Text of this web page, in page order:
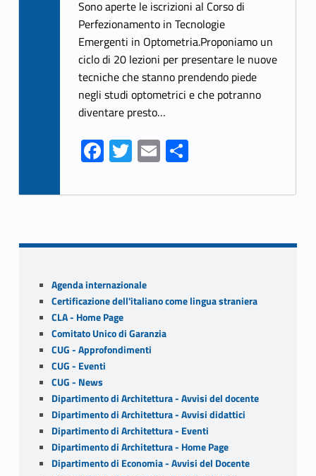
b
o
o
k
itt
er
ai
l
ar
e
Sono aperte le iscrizioni al Corso di
Perfezionamento in Tecnologie
Emergenti in Optometria.Proponiamo un
ciclo di 20 lezioni per presentare le nuove
tecniche che stanno prendendo piede
negli studi optometrici e che potranno
diventare presto…
Fa
ce
b
o
T
w
itt
E
m
ai
S
ar
Sidebar
Agenda internazionale
Certificazione dell'italiano come lingua straniera
CLA - Home Page
Comitato Unico di Garanzia
CUG - Approfondimenti
CUG - Eventi
CUG - News
Dipartimento di Architettura - Avvisi del docente
Dipartimento di Architettura - Avvisi didattici
Dipartimento di Architettura - Eventi
Dipartimento di Architettura - Home Page
Dipartimento di Economia - Avvisi del Docente